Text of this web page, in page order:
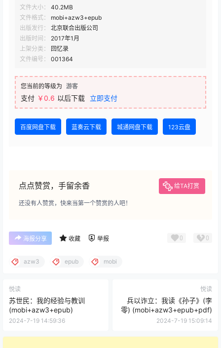
文件大小：
40.2MB
文件格式：
mobi+azw3+epub
出版发行：
北京联合出版公司
出版时间：
2017年1月
上架分类：
回忆录
文件编号：
001364
您当前的等级为 游客
支付 ￥0.6 以后下载 立即支付
百度网盘下载 蓝奏云下载 城通网盘下载 123云盘
点点赞赏，手留余香 给TA打赏
还没有人赞赏，快来当第一个赞赏的人吧！
海报分享 收藏 举报 0 0
azw3 epub mobi
悦读
苏世民：我的经验与教训
(mobi+azw3+epub)
2024-7-19 14:59:36
悦读
兵以诈立：我读《孙子》(李
零) (mobi+azw3+epub+pdf)
2024-7-19 15:09:14